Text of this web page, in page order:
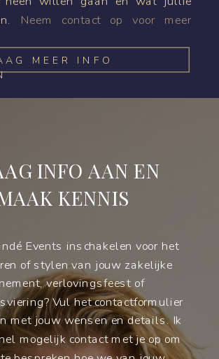
MEER INFO
Neem contact op voor meer
Events inschakelen voor het
of stylen van jouw zakelijke
verlovingsfeest of
Vul het contactformulier
met jouw wensen en details. Ik
mogelijk contact met je op om
INFO AAN EN
KENNIS